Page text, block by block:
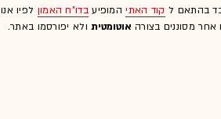
בהתאם ל קוד האתיהמופיעבדו"ח האמון לפיו אנו
אחר מסוננים בצורה אוטומטיתולא יפורסמו באתר.